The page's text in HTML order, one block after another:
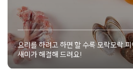
요리를 하려고 하면 할 수록 모락모락
새미가 해결해 드려요!